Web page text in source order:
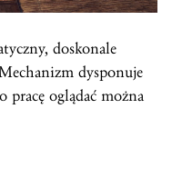
doskonale
dysponuje
pracę oglądać można